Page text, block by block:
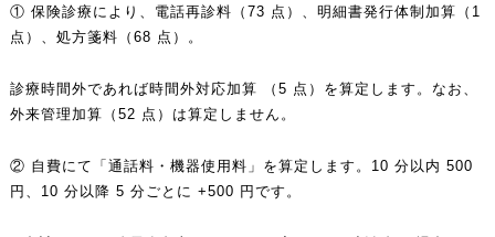
① 保険診療により、電話再診料（73 点）、明細書発行体制加算（1
点）、処方箋料（68 点）。
診療時間外であれば時間外対応加算 （5 点）を算定します。なお、
外来管理加算（52 点）は算定しません。
② 自費にて「通話料・機器使用料」を算定します。10 分以内 500
円、10 分以降 5 分ごとに +500 円です。